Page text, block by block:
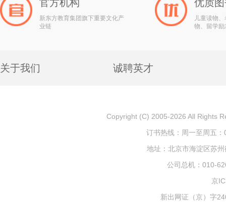
官方机构
新东方教育集团旗下重要文化产
业链
优质
儿童读物
物、留学
关于我们 诚聘英才
Copyright (C) 2005-2026 All Rights
订书热线：周一至周五
地址：北京市海淀区苏
公司总机：010-
京
新出网证（京）字